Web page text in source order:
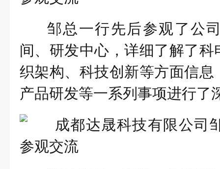
邹总一行先后参观了公
间、研发中心，详细了解了
织架构、科技创新等方面信
产品研发等一系列事项进行了